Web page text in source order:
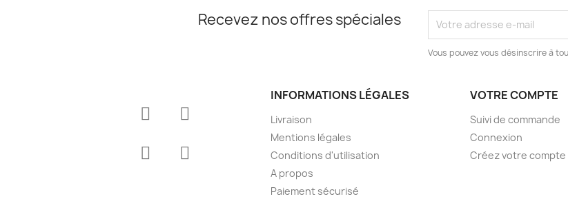
Recevez nos offres spéciales
Vous pouvez vous désinscrire à
INFORMATIONS LÉGALES
Livraison
Mentions légales
Conditions d'utilisation
A propos
Paiement sécurisé
VOTRE COMPTE
Suivi de commande
Connexion
Créez votre compte